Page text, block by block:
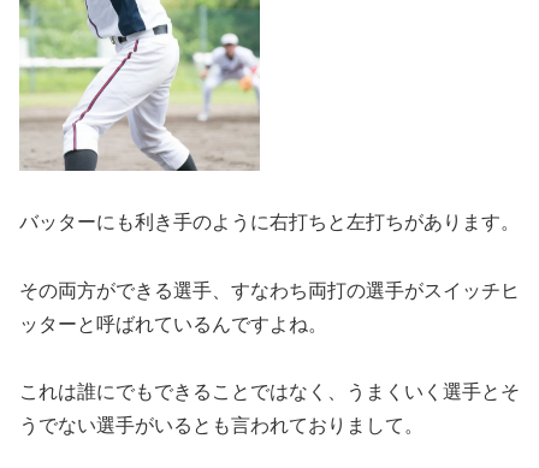
バッターにも利き手のように右打ちと左打ちがあります。
その両方ができる選手、すなわち両打の選手がスイッチヒ
ッターと呼ばれているんですよね。
これは誰にでもできることではなく、うまくいく選手とそ
うでない選手がいるとも言われておりまして。